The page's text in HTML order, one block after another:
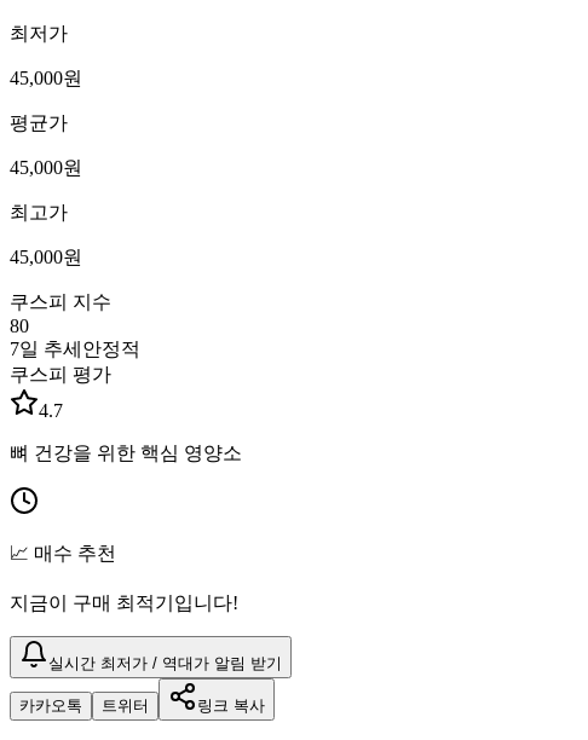
최저가
45,000원
평균가
45,000원
최고가
45,000원
쿠스피 지수
80
7일 추세 안정적
쿠스피 평가
4.7
뼈 건강을 위한 핵심 영양소
📈 매수 추천
지금이 구매 최적기입니다!
실시간 최저가 / 역대가 알림 받기
카카오톡 트위터 링크 복사